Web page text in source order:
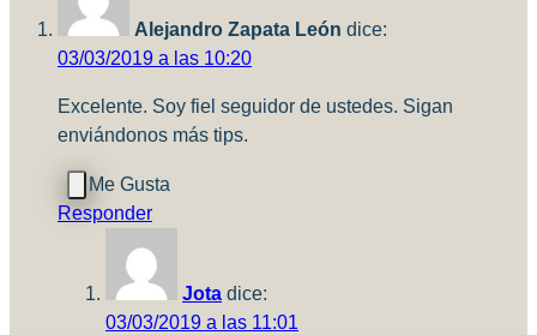
Alejandro Zapata León dice:
03/03/2019 a las 10:20
Excelente. Soy fiel seguidor de ustedes. Sigan
enviándonos más tips.
Responder
Jota dice:
03/03/2019 a las 11:01